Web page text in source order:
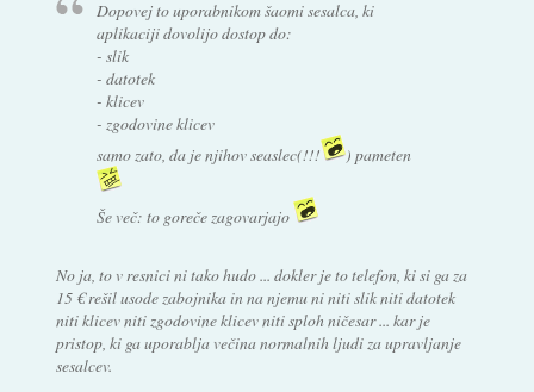
Dopovej to uporabnikom šaomi sesalca, ki
aplikaciji dovolijo dostop do:
- slik
- datotek
- klicev
- zgodovine klicev
samo zato, da je njihov seaslec(!!!
) pameten
Še več: to goreče zagovarjajo
No ja, to v resnici ni tako hudo ... dokler je to telefon, ki si ga za
15 € rešil usode zabojnika in na njemu ni niti slik niti datotek
niti klicev niti zgodovine klicev niti sploh ničesar ... kar je
pristop, ki ga uporablja večina normalnih ljudi za upravljanje
sesalcev.